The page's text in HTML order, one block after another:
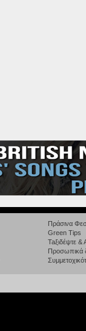
Πράσινα
Green Tips
Taξιδέψτε
Προσωπικά